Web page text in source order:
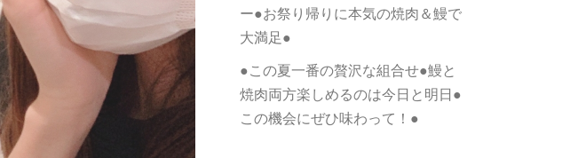
ー●お祭り帰りに本気の焼肉＆鰻で
大満足●
●この夏一番の贅沢な組合せ●鰻と
焼肉両方楽しめるのは今日と明日●
この機会にぜひ味わって！●